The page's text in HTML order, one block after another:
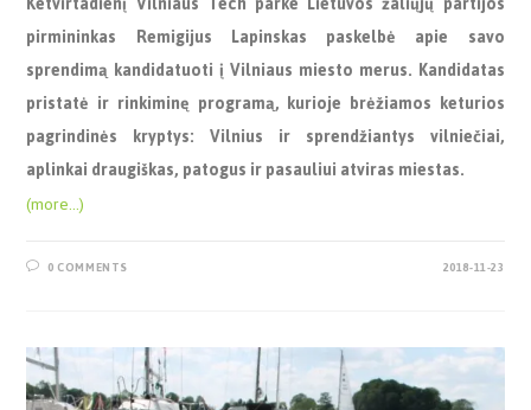
pirmininkas Remigijus Lapinskas paskelbė apie savo
sprendimą kandidatuoti į Vilniaus miesto merus. Kandidatas
pristatė ir rinkiminę programą, kurioje brėžiamos keturios
pagrindinės kryptys: Vilnius ir sprendžiantys vilniečiai,
aplinkai draugiškas, patogus ir pasauliui atviras miestas.
(more…)
0 COMMENTS 2018-11-23